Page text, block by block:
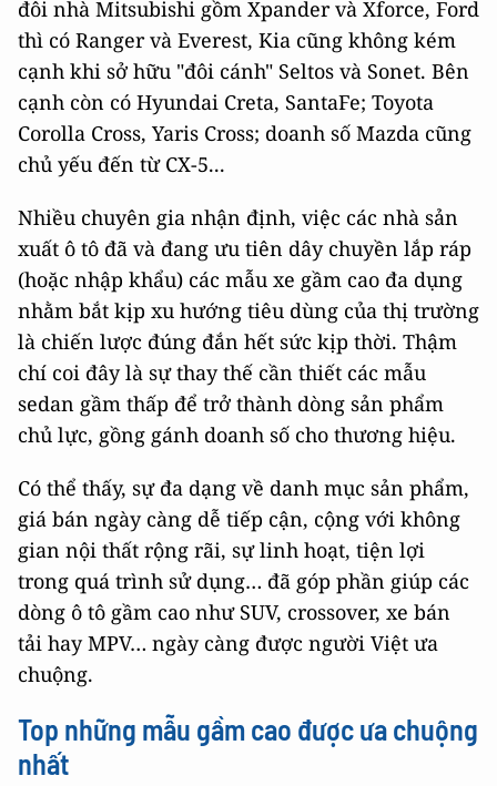
đôi nhà Mitsubishi gồm Xpander và Xforce, Ford
thì có Ranger và Everest, Kia cũng không kém
cạnh khi sở hữu "đôi cánh" Seltos và Sonet. Bên
cạnh còn có Hyundai Creta, SantaFe; Toyota
Corolla Cross, Yaris Cross; doanh số Mazda cũng
chủ yếu đến từ CX-5...
Nhiều chuyên gia nhận định, việc các nhà sản
xuất ô tô đã và đang ưu tiên dây chuyền lắp ráp
(hoặc nhập khẩu) các mẫu xe gầm cao đa dụng
nhằm bắt kịp xu hướng tiêu dùng của thị trường
là chiến lược đúng đắn hết sức kịp thời. Thậm
chí coi đây là sự thay thế cần thiết các mẫu
sedan gầm thấp để trở thành dòng sản phẩm
chủ lực, gồng gánh doanh số cho thương hiệu.
Có thể thấy, sự đa dạng về danh mục sản phẩm,
giá bán ngày càng dễ tiếp cận, cộng với không
gian nội thất rộng rãi, sự linh hoạt, tiện lợi
trong quá trình sử dụng… đã góp phần giúp các
dòng ô tô gầm cao như SUV, crossover, xe bán
tải hay MPV… ngày càng được người Việt ưa
chuộng.
Top những mẫu gầm cao được ưa chuộng
nhất